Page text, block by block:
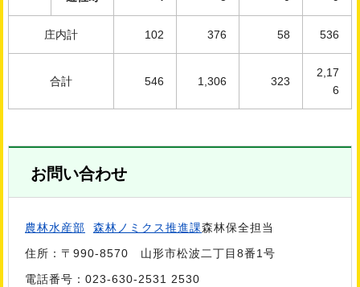
庄内計 102 376 58 536
合計 546 1,306 323
2,17
6
お問い合わせ
農林水産部 森林ノミクス推進課森林保全担当
住所：〒990-8570 山形市松波二丁目8番1号
電話番号：023-630-2531 2530